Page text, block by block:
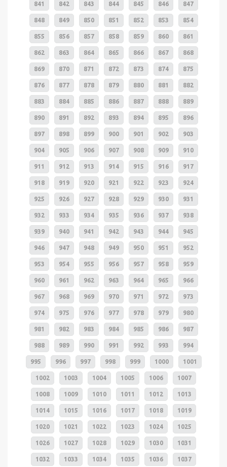
841 842 843 844 845 846 847
848 849 850 851 852 853 854
855 856 857 858 859 860 861
862 863 864 865 866 867 868
869 870 871 872 873 874 875
876 877 878 879 880 881 882
883 884 885 886 887 888 889
890 891 892 893 894 895 896
897 898 899 900 901 902 903
904 905 906 907 908 909 910
911 912 913 914 915 916 917
918 919 920 921 922 923 924
925 926 927 928 929 930 931
932 933 934 935 936 937 938
939 940 941 942 943 944 945
946 947 948 949 950 951 952
953 954 955 956 957 958 959
960 961 962 963 964 965 966
967 968 969 970 971 972 973
974 975 976 977 978 979 980
981 982 983 984 985 986 987
988 989 990 991 992 993 994
995 996 997 998 999 1000 1001
1002 1003 1004 1005 1006 1007
1008 1009 1010 1011 1012 1013
1014 1015 1016 1017 1018 1019
1020 1021 1022 1023 1024 1025
1026 1027 1028 1029 1030 1031
1032 1033 1034 1035 1036 1037